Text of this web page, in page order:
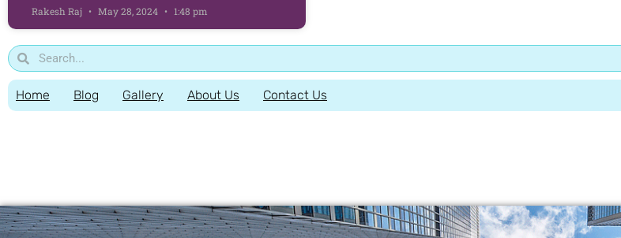
Rakesh Raj May 28, 2024 1:48 pm
Home Blog Gallery About Us Contact Us